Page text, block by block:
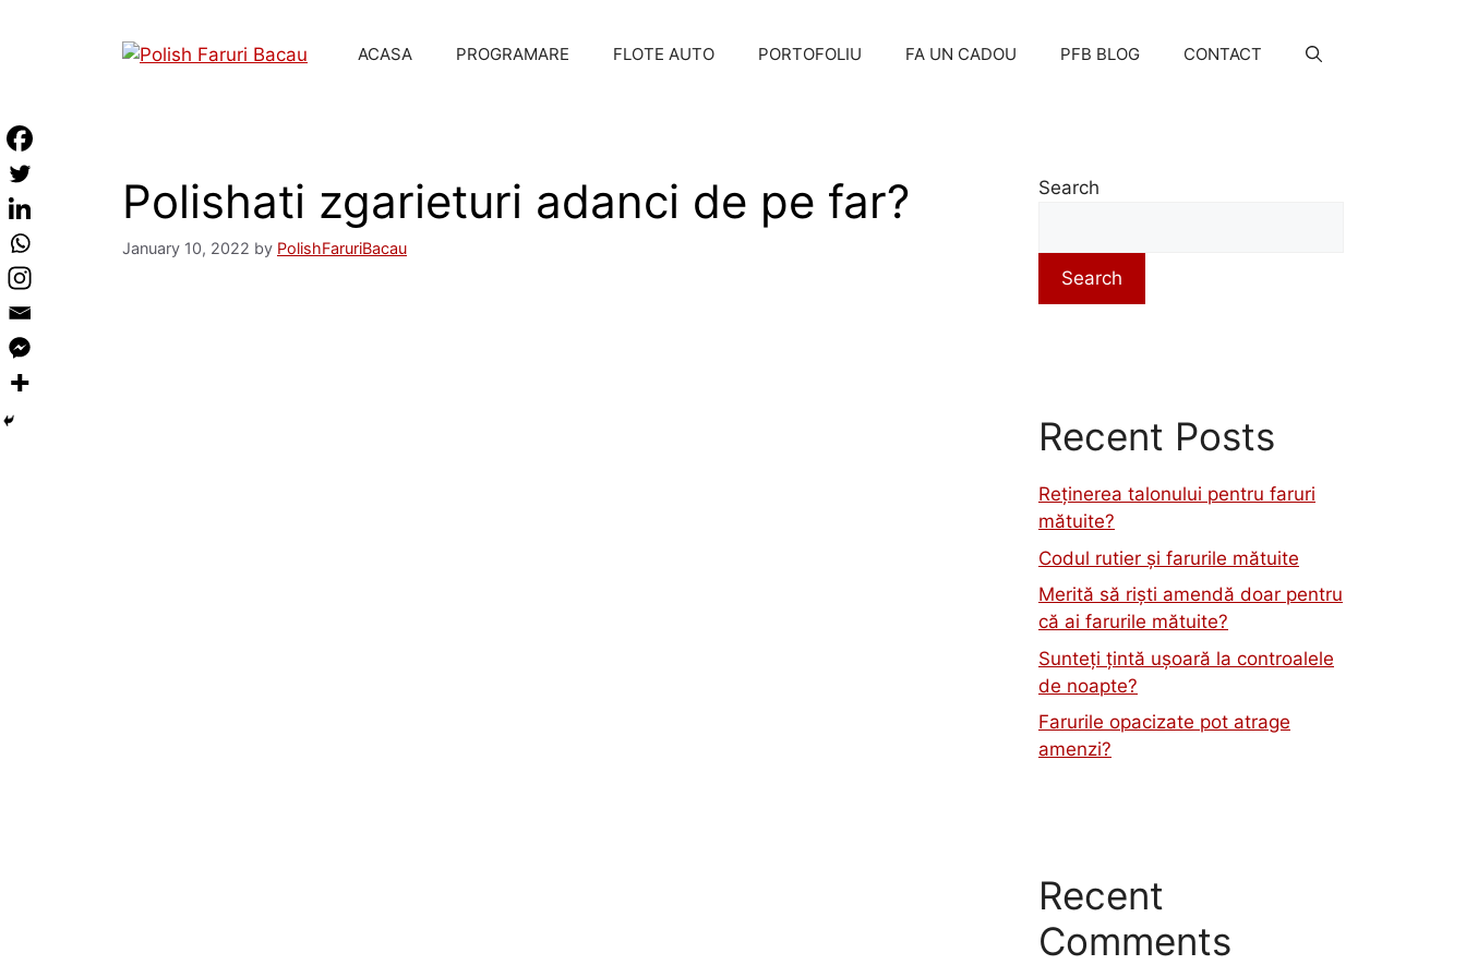
ACASA PROGRAMARE FLOTE AUTO PORTOFOLIU FA UN CADOU PFB BLOG CONTACT
Polishati zgarieturi adanci de pe far?
January 10, 2022 by PolishFaruriBacau
Search
Search
Recent Posts
Reținerea talonului pentru faruri
mătuite?
Codul rutier și farurile mătuite
Merită să riști amendă doar pentru
că ai farurile mătuite?
Sunteți țintă ușoară la controalele
de noapte?
Farurile opacizate pot atrage
amenzi?
Recent
Comments